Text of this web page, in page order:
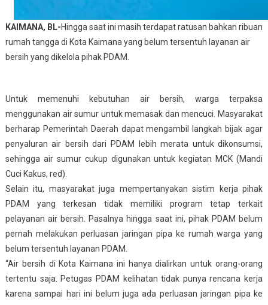
KAIMANA, BL-Hingga saat ini masih terdapat ratusan bahkan ribuan
rumah tangga di Kota Kaimana yang belum tersentuh layanan air
bersih yang dikelola pihak PDAM.
Untuk memenuhi kebutuhan air bersih, warga terpaksa
menggunakan air sumur untuk memasak dan mencuci. Masyarakat
berharap Pemerintah Daerah dapat mengambil langkah bijak agar
penyaluran air bersih dari PDAM lebih merata untuk dikonsumsi,
sehingga air sumur cukup digunakan untuk kegiatan MCK (Mandi
Cuci Kakus, red).
Selain itu, masyarakat juga mempertanyakan sistim kerja pihak
PDAM yang terkesan tidak memiliki program tetap terkait
pelayanan air bersih. Pasalnya hingga saat ini, pihak PDAM belum
pernah melakukan perluasan jaringan pipa ke rumah warga yang
belum tersentuh layanan PDAM.
“Air bersih di Kota Kaimana ini hanya dialirkan untuk orang-orang
tertentu saja. Petugas PDAM kelihatan tidak punya rencana kerja
karena sampai hari ini belum juga ada perluasan jaringan pipa ke